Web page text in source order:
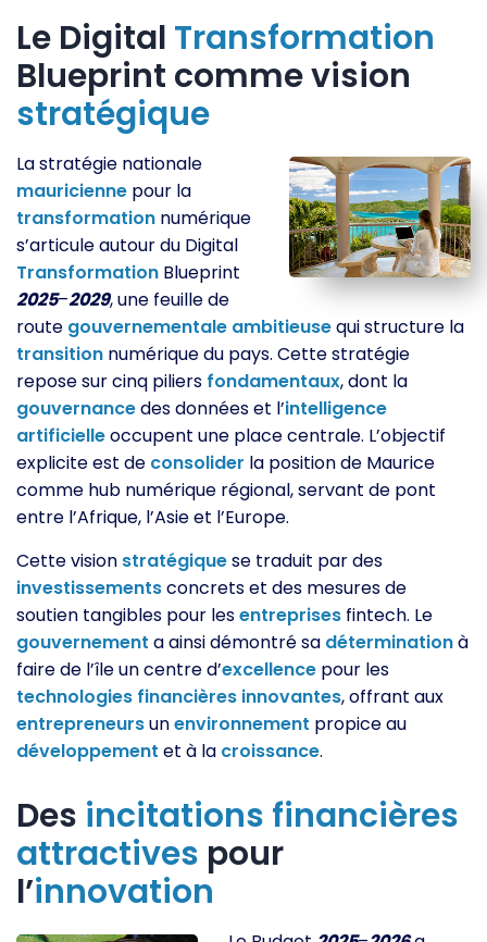
Le Digital Transformation
Blueprint comme vision
stratégique
La stratégie nationale
mauricienne pour la
transformation numérique
s’articule autour du Digital
Transformation Blueprint
2025–2029, une feuille de
route gouvernementale ambitieusequi structure la
transition numérique du pays. Cette stratégie
repose sur cinq piliers fondamentaux, dont la
gouvernancedes données et l’intelligence
artificielleoccupent une place centrale. L’objectif
explicite est de consolider la position de Maurice
comme hub numérique régional, servant de pont
entre l’Afrique, l’Asie et l’Europe.
Cette vision stratégiquese traduit par des
investissementsconcrets et des mesures de
soutien tangibles pour lesentreprises fintech. Le
gouvernement a ainsi démontré sa déterminationà
faire de l’île un centre d’excellence pour les
technologies financières innovantes, offrant aux
entrepreneursunenvironnement propice au
développement et à la croissance.
Des incitations financières
attractives pour
l’innovation